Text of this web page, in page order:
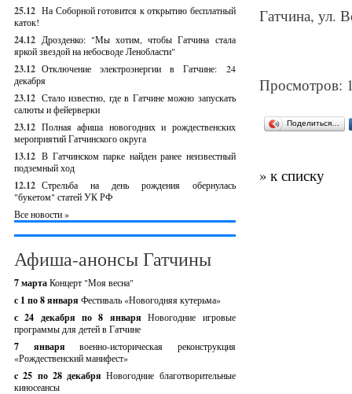
25.12 На Соборной готовится к открытию бесплатный
каток!
24.12 Дрозденко: "Мы хотим, чтобы Гатчина стала
яркой звездой на небосводе Ленобласти"
23.12 Отключение электроэнергии в Гатчине: 24
декабря
23.12 Стало известно, где в Гатчине можно запускать
салюты и фейерверки
23.12 Полная афиша новогодних и рождественских
мероприятий Гатчинского округа
13.12 В Гатчинском парке найден ранее неизвестный
подземный ход
12.12 Стрельба на день рождения обернулась
"букетом" статей УК РФ
Все новости »
Афиша-анонсы Гатчины
7 мартаКонцерт "Моя весна"
с 1 по 8 января Фестиваль «Новогодняя кутерьма»
с 24 декабря по 8 январяНовогодние игровые
программы для детей в Гатчине
7 январявоенно-историческая реконструкция
«Рождественский манифест»
c 25 по 28 декабряНовогодние благотворительные
киносеансы
Гатчина, ул.
Просмотров:
Поделиться…
» к списку